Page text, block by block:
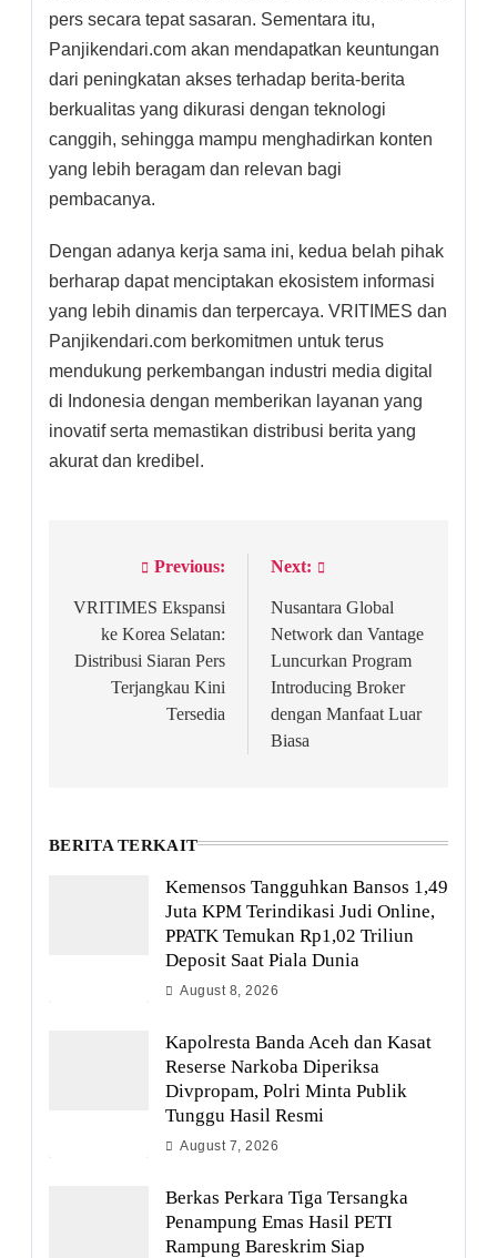
pers secara tepat sasaran. Sementara itu,
Panjikendari.com akan mendapatkan keuntungan
dari peningkatan akses terhadap berita-berita
berkualitas yang dikurasi dengan teknologi
canggih, sehingga mampu menghadirkan konten
yang lebih beragam dan relevan bagi
pembacanya.
Dengan adanya kerja sama ini, kedua belah pihak
berharap dapat menciptakan ekosistem informasi
yang lebih dinamis dan terpercaya. VRITIMES dan
Panjikendari.com berkomitmen untuk terus
mendukung perkembangan industri media digital
di Indonesia dengan memberikan layanan yang
inovatif serta memastikan distribusi berita yang
akurat dan kredibel.
navigation
Previous:
VRITIMES Ekspansi
ke Korea Selatan:
Distribusi Siaran Pers
Terjangkau Kini
Tersedia
Next:
Nusantara Global
Network dan Vantage
Luncurkan Program
Introducing Broker
dengan Manfaat Luar
Biasa
BERITA TERKAIT
Kemensos Tangguhkan Bansos 1,49
Juta KPM Terindikasi Judi Online,
PPATK Temukan Rp1,02 Triliun
Deposit Saat Piala Dunia
August 8, 2026
Kapolresta Banda Aceh dan Kasat
Reserse Narkoba Diperiksa
Divpropam, Polri Minta Publik
Tunggu Hasil Resmi
August 7, 2026
Berkas Perkara Tiga Tersangka
Penampung Emas Hasil PETI
Rampung Bareskrim Siap